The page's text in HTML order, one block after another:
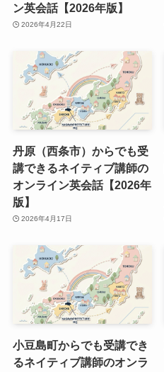
ン英会話【2026年版】
2026年4月22日
丹原（西条市）からでも受
講できるネイティブ講師の
オンライン英会話【2026年
版】
2026年4月17日
小豆島町からでも受講でき
るネイティブ講師のオンラ